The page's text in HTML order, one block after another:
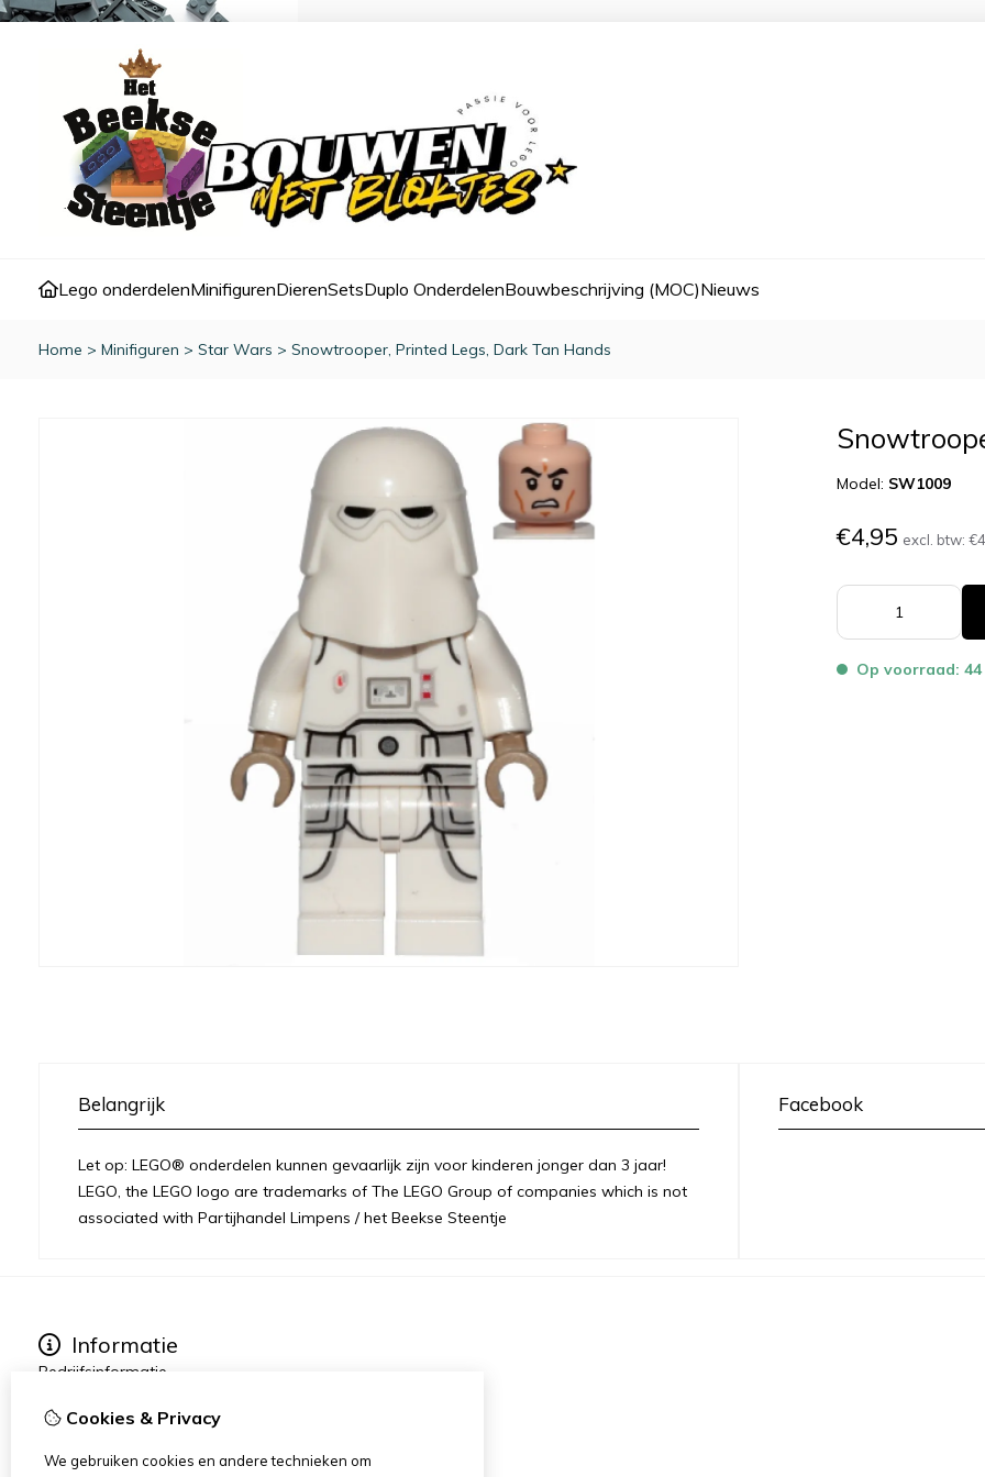
Lego onderdelenMinifigurenDierenSetsDuplo OnderdelenBouwbeschrijving (MOC)Nieuws
Home > Minifiguren > Star Wars > Snowtrooper, Printed Legs, Dark Tan Hands
Model: SW1009
€4,95 excl. btw:
Op voorraad: 44
Belangrijk
Let op: LEGO® onderdelen kunnen gevaarlijk zijn voor kinderen jonger dan 3 jaar!
LEGO, the LEGO logo are trademarks of The LEGO Group of companies which is not
associated with Partijhandel Limpens / het Beekse Steentje
Facebook
Informatie
Bedrijfsinformatie
Privacy
Disclaimer / Juridisch
Cookies & Privacy
We gebruiken cookies en andere technieken om